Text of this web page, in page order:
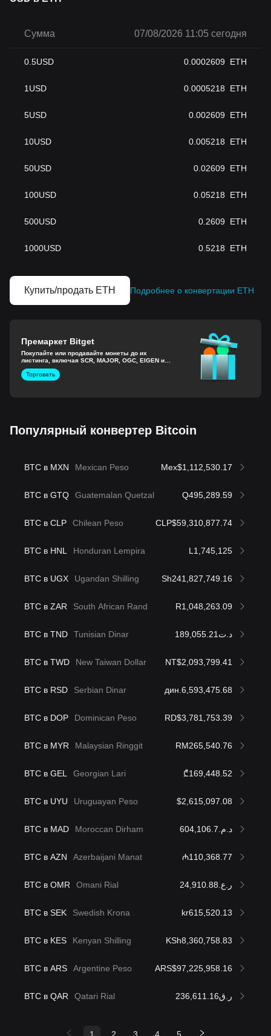
Сумма 07/08/2026 11:05 сегодня
0.5USD 0.0002609 ETH
1 USD 0.0005218 ETH
5USD 0.002609 ETH
10USD 0.005218 ETH
50USD 0.02609 ETH
100USD 0.05218 ETH
500USD 0.2609 ETH
1000USD 0.5218 ETH
Купить/продать ETH Подробнее о конвертации ETH
Премаркет Bitget
Покупайте или продавайте монеты до их
листинга, включая SCR, MAJOR, OGC, EIGEN и
другие.
Торговать
Популярный конвертер Bitcoin
BTC в MXN Mexican Peso Mex$1,112,530.17
BTC в GTQ Guatemalan Quetzal Q495,289.59
BTC в CLP Chilean Peso CLP$59,310,877.74
BTC в HNL Honduran Lempira L1,745,125
BTC в UGX Ugandan Shilling Sh241,827,749.16
BTC в ZAR South African Rand R1,048,263.09
BTC в TND Tunisian Dinar د.ت189,055.21
BTC в TWD New Taiwan Dollar NT$2,093,799.41
BTC в RSD Serbian Dinar дин.6,593,475.68
BTC в DOP Dominican Peso RD$3,781,753.39
BTC в MYR Malaysian Ringgit RM265,540.76
BTC в GEL Georgian Lari ₾169,448.52
BTC в UYU Uruguayan Peso $2,615,097.08
BTC в MAD Moroccan Dirham د.م.604,106.7
BTC в AZN Azerbaijani Manat ₼110,368.77
BTC в OMR Omani Rial ر.ع.24,910.88
BTC в SEK Swedish Krona kr615,520.13
BTC в KES Kenyan Shilling KSh8,360,758.83
BTC в ARS Argentine Peso ARS$97,225,958.16
BTC в QAR Qatari Rial ر.ق236,611.16